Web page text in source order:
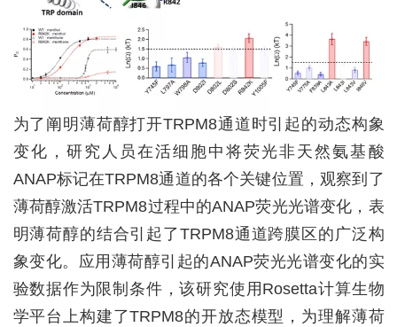
为了阐明薄荷醇打开TRPM8通道时引起的动态构象
变化，研究人员在活细胞中将荧光非天然氨基酸
ANAP标记在TRPM8通道的各个关键位置，观察到了
薄荷醇激活TRPM8过程中的ANAP荧光光谱变化，表
明薄荷醇的结合引起了TRPM8通道跨膜区的广泛构
象变化。应用薄荷醇引起的ANAP荧光光谱变化的实
验数据作为限制条件，该研究使用 Rosetta计算生物
学平台上构建了TRPM8的开放态模型，为理解薄荷